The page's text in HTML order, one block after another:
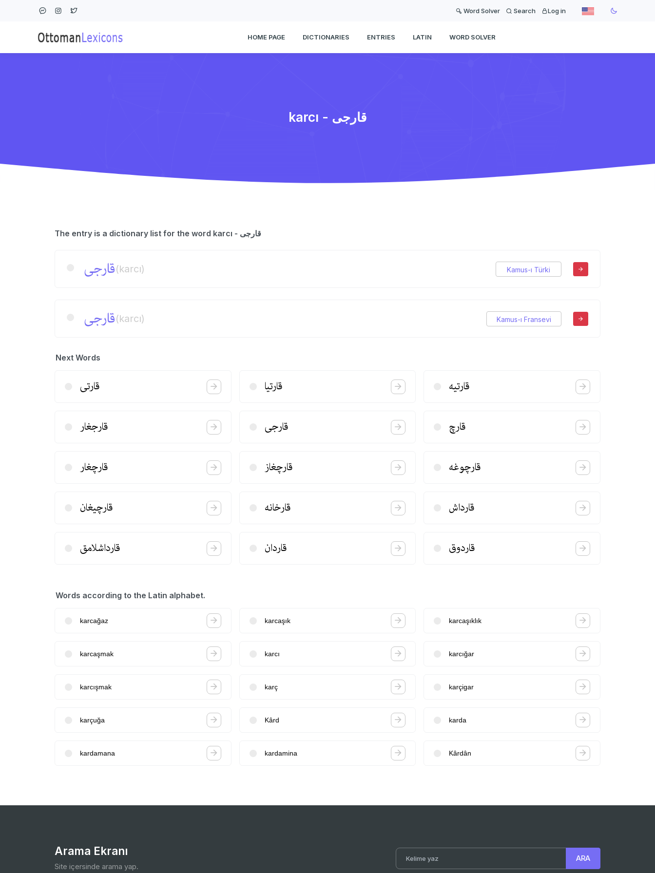
Word Solver Search Log in
HOME PAGE DICTIONARIES ENTRIES LATIN WORD SOLVER
karcı - قارجی
The entry is a dictionary list for the word karcı - قارجی
قارجی(karcı) Kamus-ı Türki
قارجی(karcı) Kamus-ı Fransevi
Next Words
قارتی قارتیا قارتیه
قارجغار قارجی قارچ
قارچغار قارچغاز قارچوغه
قارچیغان قارخانه قارداش
قارداشلامق قاردان قاردوق
Words according to the Latin alphabet.
karcağaz karcaşık karcaşıklık
karcaşmak karcı karcığar
karcışmak karç karçigar
karçuğa Kârd karda
kardamana kardamina Kârdân
Arama Ekranı
Site içersinde arama yap.